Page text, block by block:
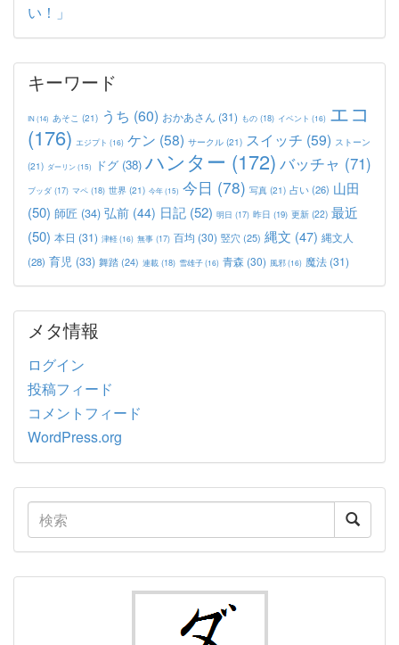
い！」
キーワード
IN(14) あそこ (21) うち (60) おかあさん (31) もの (18) イベント (16) エコ
(176) エジプト (16) ケン (58) サークル (21) スイッチ (59) ストーン
(21) ダーリン(15) ドグ (38) ハンター (172) バッチャ (71)
ブッダ (17) マペ (18) 世界 (21) 今年(15) 今日 (78) 写真 (21) 占い(26) 山田
(50) 師匠 (34) 弘前 (44) 日記 (52) 明日 (17) 昨日 (19) 更新 (22) 最近
(50) 本日 (31) 津軽(16) 無事 (17) 百均 (30) 竪穴 (25) 縄文 (47) 縄文人
(28) 育児 (33) 舞踏 (24) 連載 (18) 雪雄子(16) 青森 (30) 風邪(16) 魔法 (31)
メタ情報
ログイン
投稿フィード
コメントフィード
WordPress.org